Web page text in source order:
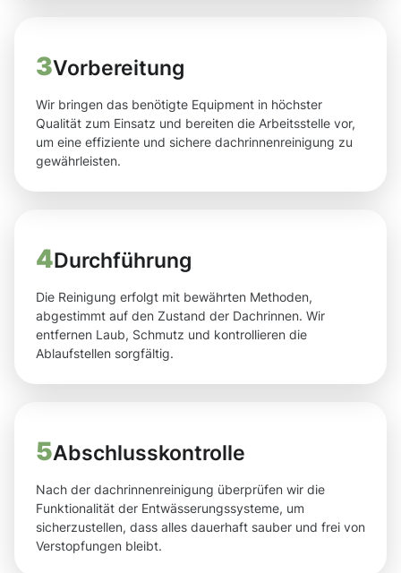
3Vorbereitung
Wir bringen das benötigte Equipment in höchster
Qualität zum Einsatz und bereiten die Arbeitsstelle vor,
um eine effiziente und sichere dachrinnenreinigung zu
gewährleisten.
4Durchführung
Die Reinigung erfolgt mit bewährten Methoden,
abgestimmt auf den Zustand der Dachrinnen. Wir
entfernen Laub, Schmutz und kontrollieren die
Ablaufstellen sorgfältig.
5Abschlusskontrolle
Nach der dachrinnenreinigung überprüfen wir die
Funktionalität der Entwässerungssysteme, um
sicherzustellen, dass alles dauerhaft sauber und frei von
Verstopfungen bleibt.